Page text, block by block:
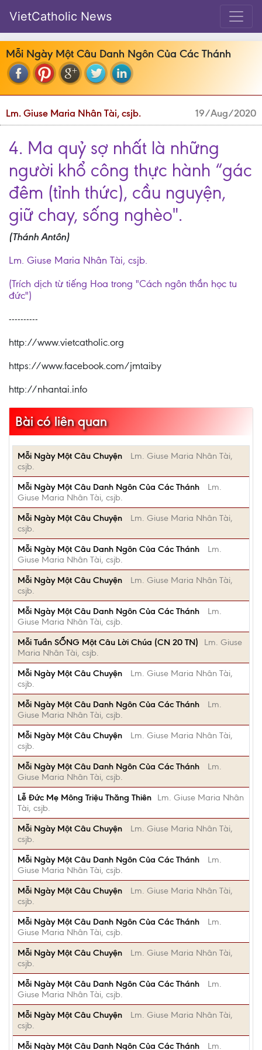
VietCatholic News
Mỗi Ngày Một Câu Danh Ngôn Của Các Thánh
Lm. Giuse Maria Nhân Tài, csjb. 19/Aug/2020
4. Ma quỷ sợ nhất là những
người khổ công thực hành “gác
đêm (tỉnh thức), cầu nguyện,
giữ chay, sống nghèo".
(Thánh Antôn)
Lm. Giuse Maria Nhân Tài, csjb.
(Trích dịch từ tiếng Hoa trong "Cách ngôn thần học tu
đức")
----------
http://www.vietcatholic.org
https://www.facebook.com/jmtaiby
http://nhantai.info
Bài có liên quan
Mỗi Ngày Một Câu Chuyện
Lm. Giuse Maria Nhân Tài,
csjb.
Mỗi Ngày Một Câu Danh Ngôn Của Các Thánh
Lm.
Giuse Maria Nhân Tài, csjb.
Mỗi Ngày Một Câu Chuyện
Lm. Giuse Maria Nhân Tài,
csjb.
Mỗi Ngày Một Câu Danh Ngôn Của Các Thánh
Lm.
Giuse Maria Nhân Tài, csjb.
Mỗi Ngày Một Câu Chuyện
Lm. Giuse Maria Nhân Tài,
csjb.
Mỗi Ngày Một Câu Danh Ngôn Của Các Thánh
Lm.
Giuse Maria Nhân Tài, csjb.
Mỗi Tuần SỐNG Một Câu Lời Chúa (CN 20 TN)
Lm. Giuse
Maria Nhân Tài, csjb.
Mỗi Ngày Một Câu Chuyện
Lm. Giuse Maria Nhân Tài,
csjb.
Mỗi Ngày Một Câu Danh Ngôn Của Các Thánh
Lm.
Giuse Maria Nhân Tài, csjb.
Mỗi Ngày Một Câu Chuyện
Lm. Giuse Maria Nhân Tài,
csjb.
Mỗi Ngày Một Câu Danh Ngôn Của Các Thánh
Lm.
Giuse Maria Nhân Tài, csjb.
Lễ Đức Mẹ Mông Triệu Thăng Thiên
Lm. Giuse Maria Nhân
Tài, csjb.
Mỗi Ngày Một Câu Chuyện
Lm. Giuse Maria Nhân Tài,
csjb.
Mỗi Ngày Một Câu Danh Ngôn Của Các Thánh
Lm.
Giuse Maria Nhân Tài, csjb.
Mỗi Ngày Một Câu Chuyện
Lm. Giuse Maria Nhân Tài,
csjb.
Mỗi Ngày Một Câu Danh Ngôn Của Các Thánh
Lm.
Giuse Maria Nhân Tài, csjb.
Mỗi Ngày Một Câu Chuyện
Lm. Giuse Maria Nhân Tài,
csjb.
Mỗi Ngày Một Câu Danh Ngôn Của Các Thánh
Lm.
Giuse Maria Nhân Tài, csjb.
Mỗi Ngày Một Câu Chuyện
Lm. Giuse Maria Nhân Tài,
csjb.
Mỗi Ngày Một Câu Danh Ngôn Của Các Thánh
Lm.